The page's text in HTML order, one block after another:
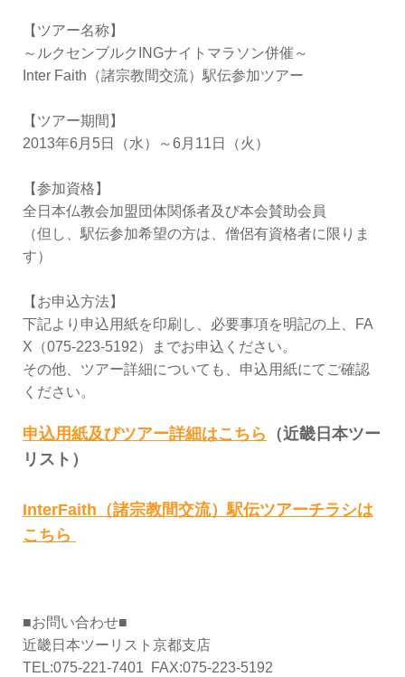
【ツアー名称】
～ルクセンブルクINGナイトマラソン併催～
Inter Faith（諸宗教間交流）駅伝参加ツアー
【ツアー期間】
2013年6月5日（水）～6月11日（火）
【参加資格】
全日本仏教会加盟団体関係者及び本会賛助会員
（但し、駅伝参加希望の方は、僧侶有資格者に限りま
す）
【お申込方法】
下記より申込用紙を印刷し、必要事項を明記の上、FA
X（075-223-5192）までお申込ください。
その他、ツアー詳細についても、申込用紙にてご確認
ください。
申込用紙及びツアー詳細はこちら （近畿日本ツー
リスト）
InterFaith（諸宗教間交流）駅伝ツアーチラシは
こちら
■お問い合わせ■
近畿日本ツーリスト京都支店
TEL:075-221-7401 FAX:075-223-5192